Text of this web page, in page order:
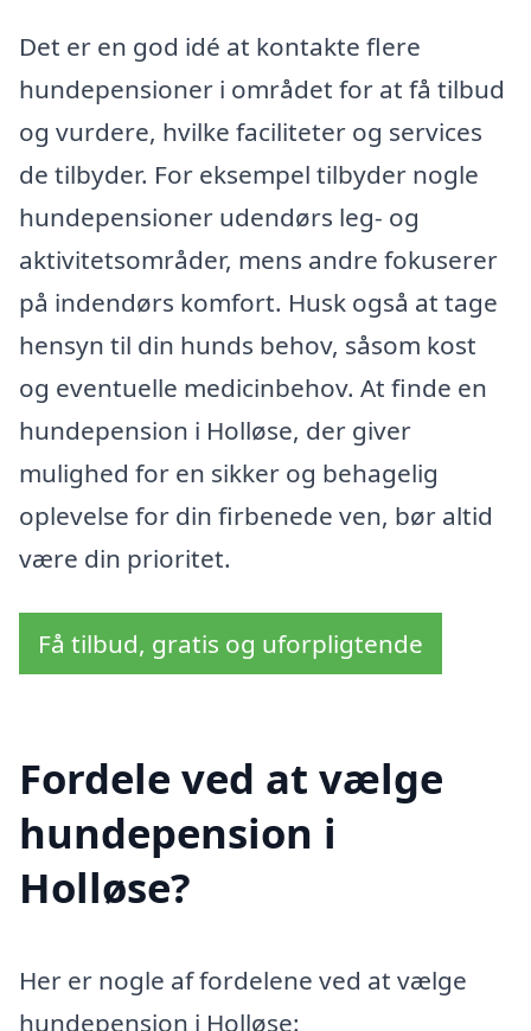
Det er en god idé at kontakte flere
hundepensioner i området for at få tilbud
og vurdere, hvilke faciliteter og services
de tilbyder. For eksempel tilbyder nogle
hundepensioner udendørs leg- og
aktivitetsområder, mens andre fokuserer
på indendørs komfort. Husk også at tage
hensyn til din hunds behov, såsom kost
og eventuelle medicinbehov. At finde en
hundepension i Holløse, der giver
mulighed for en sikker og behagelig
oplevelse for din firbenede ven, bør altid
være din prioritet.
Få tilbud, gratis og uforpligtende
Fordele ved at vælge
hundepension i
Holløse?
Her er nogle af fordelene ved at vælge
hundepension i Holløse: